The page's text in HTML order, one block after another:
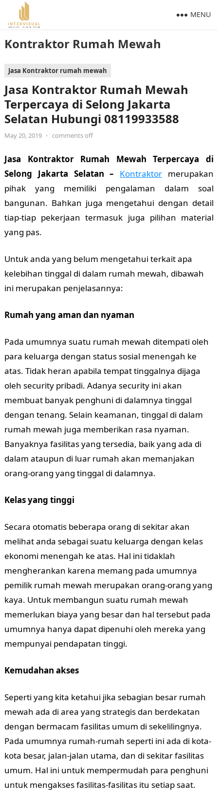
Kontraktor Rumah Mewah
MENU
Jasa Kontraktor rumah mewah
Jasa Kontraktor Rumah Mewah
Terpercaya di Selong Jakarta
Selatan Hubungi 08119933588
May 20, 2019 • comments off
Jasa Kontraktor Rumah Mewah Terpercaya di
Selong Jakarta Selatan – Kontraktor merupakan
pihak yang memiliki pengalaman dalam soal
bangunan. Bahkan juga mengetahui dengan detail
tiap-tiap pekerjaan termasuk juga pilihan material
yang pas.
Untuk anda yang belum mengetahui terkait apa
kelebihan tinggal di dalam rumah mewah, dibawah
ini merupakan penjelasannya:
Rumah yang aman dan nyaman
Pada umumnya suatu rumah mewah ditempati oleh
para keluarga dengan status sosial menengah ke
atas. Tidak heran apabila tempat tinggalnya dijaga
oleh security pribadi. Adanya security ini akan
membuat banyak penghuni di dalamnya tinggal
dengan tenang. Selain keamanan, tinggal di dalam
rumah mewah juga memberikan rasa nyaman.
Banyaknya fasilitas yang tersedia, baik yang ada di
dalam ataupun di luar rumah akan memanjakan
orang-orang yang tinggal di dalamnya.
Kelas yang tinggi
Secara otomatis beberapa orang di sekitar akan
melihat anda sebagai suatu keluarga dengan kelas
ekonomi menengah ke atas. Hal ini tidaklah
mengherankan karena memang pada umumnya
pemilik rumah mewah merupakan orang-orang yang
kaya. Untuk membangun suatu rumah mewah
memerlukan biaya yang besar dan hal tersebut pada
umumnya hanya dapat dipenuhi oleh mereka yang
mempunyai pendapatan tinggi.
Kemudahan akses
Seperti yang kita ketahui jika sebagian besar rumah
mewah ada di area yang strategis dan berdekatan
dengan bermacam fasilitas umum di sekelilingnya.
Pada umumnya rumah-rumah seperti ini ada di kota-
kota besar, jalan-jalan utama, dan di sekitar fasilitas
umum. Hal ini untuk mempermudah para penghuni
untuk mengakses fasilitas-fasilitas itu setiap saat.